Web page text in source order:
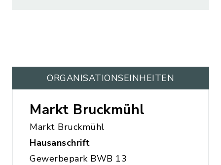
ORGANISATIONS­EINHEITEN
Markt Bruckmühl
Markt Bruckmühl
Hausanschrift
Gewerbepark BWB 13